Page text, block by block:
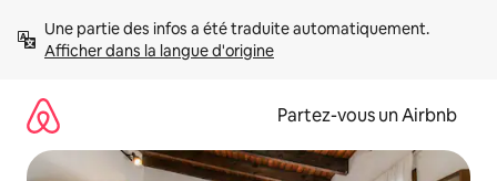
directement
Afficher dans la langue d'origine
Partez-vous un Airbnb